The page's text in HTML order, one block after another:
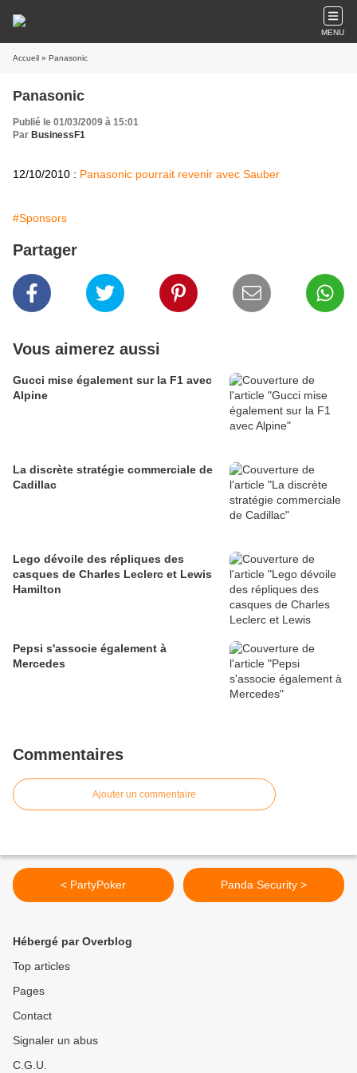
MENU
Accueil » Panasonic
Panasonic
Publié le 01/03/2009 à 15:01
Par BusinessF1
12/10/2010 : Panasonic pourrait revenir avec Sauber
#Sponsors
Partager
Vous aimerez aussi
Gucci mise également sur la F1 avec
Alpine
La discrète stratégie commerciale de
Cadillac
Lego dévoile des répliques des
casques de Charles Leclerc et Lewis
Hamilton
Pepsi s'associe également à
Mercedes
Commentaires
Ajouter un commentaire
< PartyPoker Panda Security >
Hébergé par Overblog
Top articles
Pages
Contact
Signaler un abus
C.G.U.